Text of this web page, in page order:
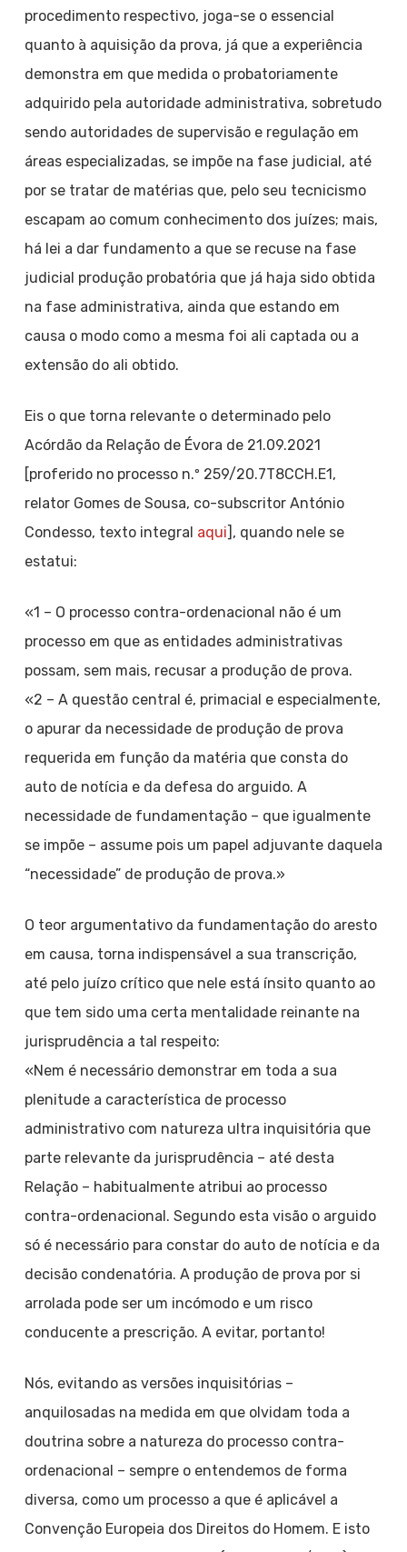
procedimento respectivo, joga-se o essencial
quanto à aquisição da prova, já que a experiência
demonstra em que medida o probatoriamente
adquirido pela autoridade administrativa, sobretudo
sendo autoridades de supervisão e regulação em
áreas especializadas, se impõe na fase judicial, até
por se tratar de matérias que, pelo seu tecnicismo
escapam ao comum conhecimento dos juízes; mais,
há lei a dar fundamento a que se recuse na fase
judicial produção probatória que já haja sido obtida
na fase administrativa, ainda que estando em
causa o modo como a mesma foi ali captada ou a
extensão do ali obtido.
Eis o que torna relevante o determinado pelo
Acórdão da Relação de Évora de 21.09.2021
[proferido no processo n.º 259/20.7T8CCH.E1,
relator Gomes de Sousa, co-subscritor António
Condesso, texto integral aqui], quando nele se
estatui:
«1 – O processo contra-ordenacional não é um
processo em que as entidades administrativas
possam, sem mais, recusar a produção de prova.
«2 – A questão central é, primacial e especialmente,
o apurar da necessidade de produção de prova
requerida em função da matéria que consta do
auto de notícia e da defesa do arguido. A
necessidade de fundamentação – que igualmente
se impõe – assume pois um papel adjuvante daquela
“necessidade” de produção de prova.»
O teor argumentativo da fundamentação do aresto
em causa, torna indispensável a sua transcrição,
até pelo juízo crítico que nele está ínsito quanto ao
que tem sido uma certa mentalidade reinante na
jurisprudência a tal respeito:
«Nem é necessário demonstrar em toda a sua
plenitude a característica de processo
administrativo com natureza ultra inquisitória que
parte relevante da jurisprudência – até desta
Relação – habitualmente atribui ao processo
contra-ordenacional. Segundo esta visão o arguido
só é necessário para constar do auto de notícia e da
decisão condenatória. A produção de prova por si
arrolada pode ser um incómodo e um risco
conducente a prescrição. A evitar, portanto!
Nós, evitando as versões inquisitórias –
anquilosadas na medida em que olvidam toda a
doutrina sobre a natureza do processo contra-
ordenacional – sempre o entendemos de forma
diversa, como um processo a que é aplicável a
Convenção Europeia dos Direitos do Homem. E isto